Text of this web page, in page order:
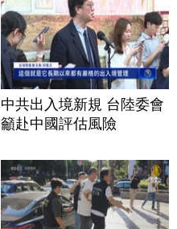
中共出入境新規 台陸委會
籲赴中國評估風險